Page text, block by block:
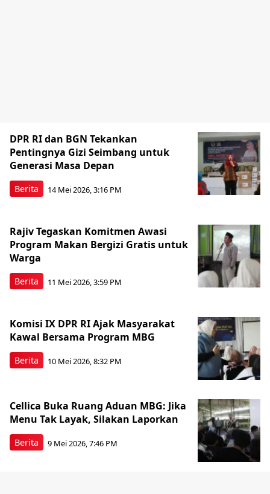
Berita
DPR RI dan BGN Tekankan
Pentingnya Gizi Seimbang untuk
Generasi Masa Depan
14 Mei 2026, 3:16 PM
Berita
Rajiv Tegaskan Komitmen Awasi
Program Makan Bergizi Gratis untuk
Warga
11 Mei 2026, 3:59 PM
Berita
Komisi IX DPR RI Ajak Masyarakat
Kawal Bersama Program MBG
10 Mei 2026, 8:32 PM
Berita
Cellica Buka Ruang Aduan MBG: Jika
Menu Tak Layak, Silakan Laporkan
9 Mei 2026, 7:46 PM